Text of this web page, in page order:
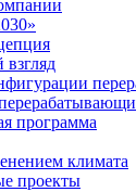
программа
климата
проекты